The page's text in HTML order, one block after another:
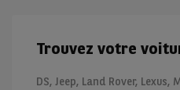
Trouvez votre
DS, Jeep, Land Rover,